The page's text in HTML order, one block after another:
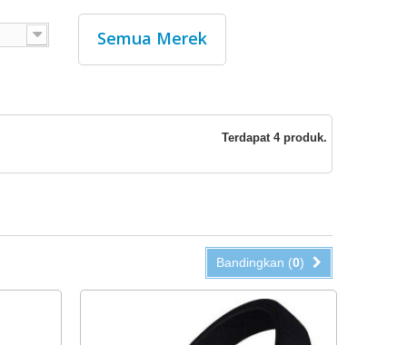
Semua Merek
Terdapat 4 produk.
Bandingkan (0)